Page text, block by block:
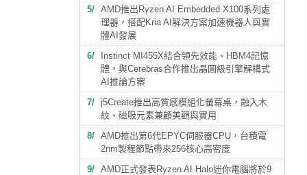
5
AMD推出Ryzen AI Embedded X100系列處
理器，搭配Kria AI解決方案加速機器人與實
體AI發展
6
Instinct MI455X結合領先效能、HBM4記憶
體，與Cerebras合作推出晶圓級引擎解構式
AI推論方案
7
j5Create推出高質感模組化螢幕桌，融入木
紋、磁吸元素兼顧美觀與實用
8
AMD推出第6代EPYC伺服器CPU，台積電
2nm製程節點帶來256核心高密度
9
AMD正式發表Ryzen AI Halo迷你電腦將於9